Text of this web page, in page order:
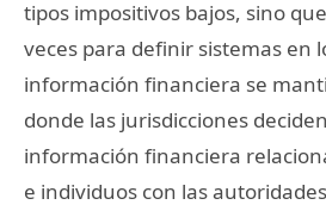
tipos impositivos bajos, sino
veces para definir sistemas en
información financiera se
donde las jurisdicciones
información financiera
e individuos con las